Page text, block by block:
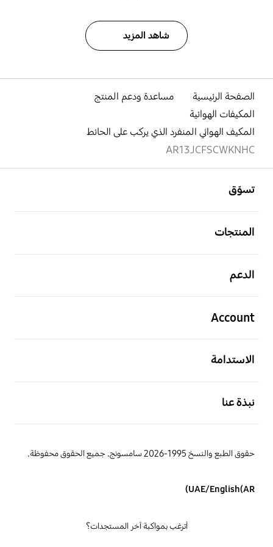
شاهد المزيد
الصفحة الرئيسية
مساعدة ودعم المنتج
المكيفات الهوائية
المكيف الهوائي المنفرد الذي يركب على الحائط
AR13JCFSCWKNHC
تسوّق
المنتجات
الدعم
Account
الاستدامة
نبذة عنا
حقوق الطبع والنسخ 1995-2026 سامسونج. جميع الحقوق محفوظة.
UAE/English(AR)
أترغب بمواكبة آخر المستجدات؟